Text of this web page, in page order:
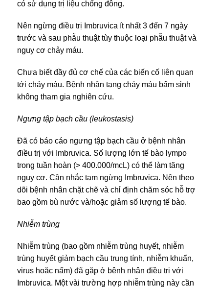
có sử dụng trị liệu chống đông.
Nên ngừng điều trị Imbruvica ít nhất 3 đến 7 ngày
trước và sau phẫu thuật tùy thuộc loại phẫu thuật và
nguy cơ chảy máu.
Chưa biết đầy đủ cơ chế của các biến cố liên quan
tới chảy máu. Bệnh nhân tạng chảy máu bẩm sinh
không tham gia nghiên cứu.
Ngưng tập bạch cầu (leukostasis)
Đã có báo cáo ngưng tập bạch cầu ở bệnh nhân
điều trị với Imbruvica. Số lượng lớn tế bào lympo
trong tuần hoàn (> 400.000/mcL) có thể làm tăng
nguy cơ. Cân nhắc tạm ngừng Imbruvica. Nên theo
dõi bệnh nhân chặt chẽ và chỉ định chăm sóc hỗ trợ
bao gồm bù nước và/hoặc giảm số lượng tế bào.
Nhiễm trùng
Nhiễm trùng (bao gồm nhiễm trùng huyết, nhiễm
trùng huyết giảm bạch cầu trung tính, nhiễm khuẩn,
virus hoặc nấm) đã gặp ở bệnh nhân điều trị với
Imbruvica. Một vài trường hợp nhiễm trùng này cần